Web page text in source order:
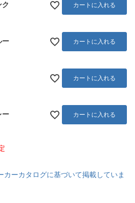
カートに入れる
ー カートに入れる
カートに入れる
ー カートに入れる
カーカタログに基づいて掲載していま